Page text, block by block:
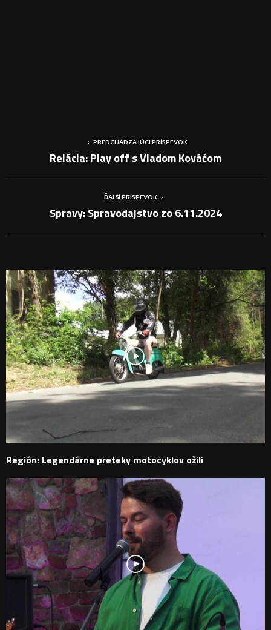
PREDCHÁDZAJÚCI PRÍSPEVOK
Relácia: Play off s Vladom Kováčom
ĎALŠÍ PRÍSPEVOK
Spravy: Spravodajstvo zo 6.11.2024
Región: Legendárne preteky motocyklov ožili